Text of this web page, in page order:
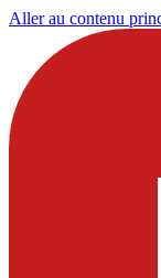
Aller au contenu